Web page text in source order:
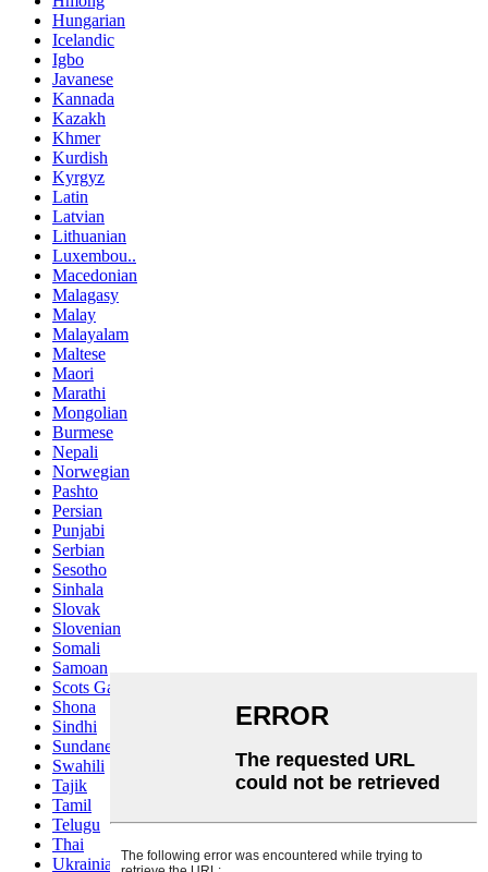
Hungarian
Icelandic
Igbo
Javanese
Kannada
Kazakh
Khmer
Kurdish
Kyrgyz
Latin
Latvian
Lithuanian
Luxembou..
Macedonian
Malagasy
Malay
Malayalam
Maltese
Maori
Marathi
Mongolian
Burmese
Nepali
Norwegian
Pashto
Persian
Punjabi
Serbian
Sesotho
Sinhala
Slovak
Slovenian
Somali
Samoan
Scots Gaelic
Shona
Sindhi
Sundanese
Swahili
Tajik
Tamil
Telugu
Thai
Ukrainian